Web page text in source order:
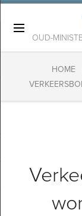
OUD-
HOME